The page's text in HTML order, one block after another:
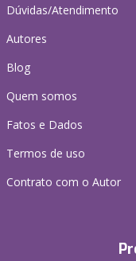
Dúvidas/Atendimento
Autores
Blog
Quem somos
Fatos e Dados
Termos de uso
Contrato com o Autor